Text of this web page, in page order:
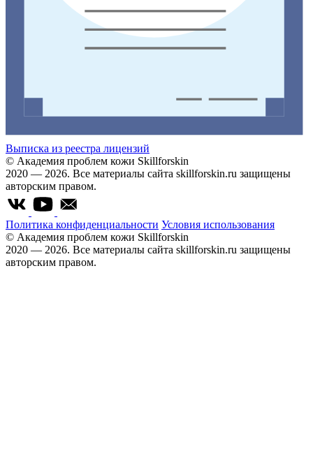
Выписка из реестра лицензий
© Академия проблем кожи Skillforskin
2020 — 2026. Все материалы сайта skillforskin.ru защищены
авторским правом.
Политика конфиденциальности Условия использования
© Академия проблем кожи Skillforskin
2020 — 2026. Все материалы сайта skillforskin.ru защищены
авторским правом.